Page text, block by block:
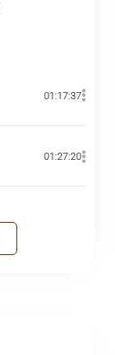
01:17:37
01:27:20